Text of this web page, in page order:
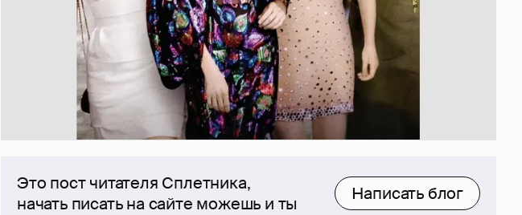
Это пост читателя Сплетника,
начать писать на сайте можешь и ты
Написать блог